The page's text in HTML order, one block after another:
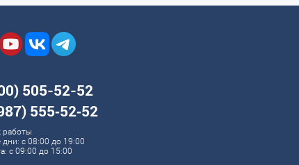
505-52-52
555‑52‑52
работы
дни: с 08:00 до 19:00
с 09:00 до 15:00